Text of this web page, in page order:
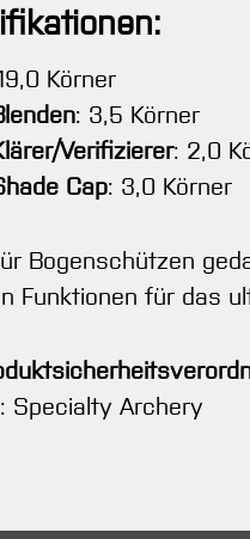
Körner
: 3,5 Körner
Verifizierer: 2,0
Cap: 3,0 Körner
Bogenschützen
Funktionen für das
Specialty Archery